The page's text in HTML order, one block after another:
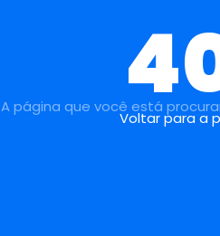
A página que você está
Voltar para a